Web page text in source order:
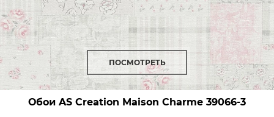
ПОСМОТРЕТЬ
Обои AS Creation Maison Charme 39066-3